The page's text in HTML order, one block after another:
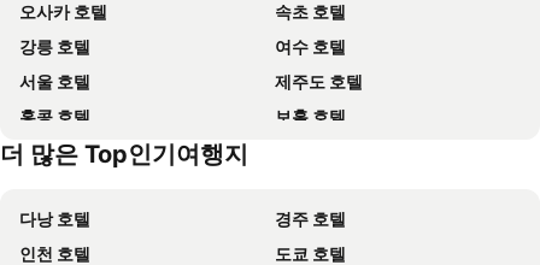
오사카 호텔
속초 호텔
강릉 호텔
여수 호텔
서울 호텔
제주도 호텔
홍콩 호텔
보홀 호텔
강원도 호텔
더 많은 Top인기여행지
다낭 호텔
경주 호텔
인천 호텔
도쿄 호텔